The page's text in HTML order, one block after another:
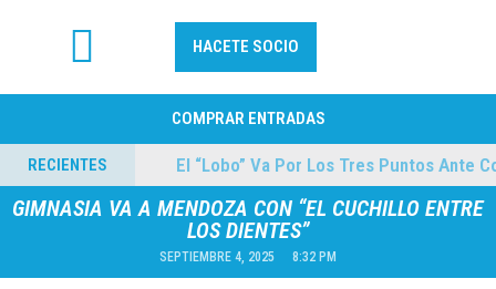
HACETE SOCIO
COMPRAR ENTRADAS
RECIENTES
04/08/2026 El “Lobo” Va Por Los Tres Puntos Ante
GIMNASIA VA A MENDOZA CON “EL CUCHILLO ENTRE
LOS DIENTES”
SEPTIEMBRE 4, 2025 8:32 PM